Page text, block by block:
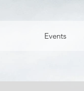
Events